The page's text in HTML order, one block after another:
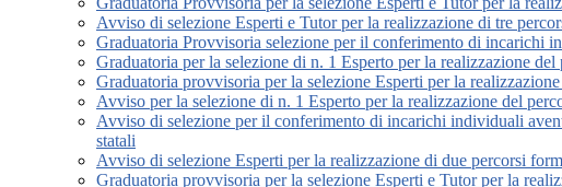
Avviso di selezione Esperti e Tutor per la realizzazione di tre
Graduatoria Provvisoria selezione per il conferimento di incarichi
Graduatoria per la selezione di n. 1 Esperto per la realizzazione
Graduatoria provvisoria per la selezione Esperti per la
Avviso per la selezione di n. 1 Esperto per la realizzazione del
Avviso di selezione per il conferimento di incarichi individuali
statali
Avviso di selezione Esperti per la realizzazione di due percorsi
Graduatoria provvisoria per la selezione Esperti e Tutor per la